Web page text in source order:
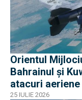
Orientul
Bahrainul și
atacuri
25 IULIE 2026